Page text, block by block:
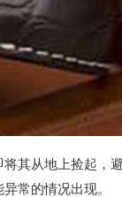
其从地上捡起，
常的情况出现。